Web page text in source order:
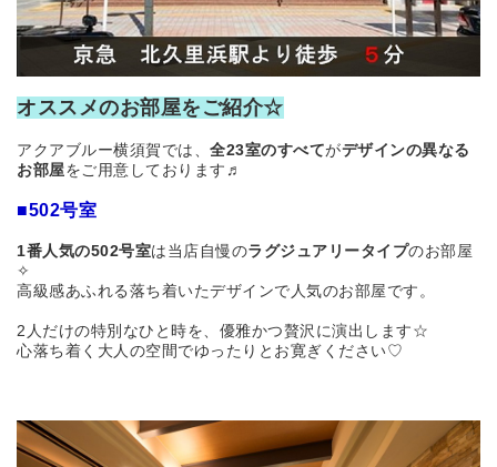
オススメのお部屋をご紹介☆
アクアブルー横須賀では、 全23室のすべてがデザインの異なる
お部屋をご用意しております♬
■502号室
1番人気の502号室は当店自慢のラグジュアリータイプのお部屋
✧
高級感あふれる落ち着いたデザインで人気のお部屋です。
2人だけの特別なひと時を、優雅かつ贅沢に演出します☆
心落ち着く大人の空間でゆったりとお寛ぎください♡